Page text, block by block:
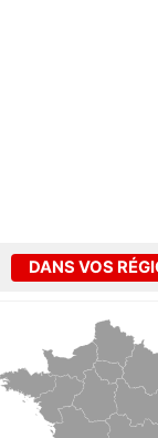
DANS VOS